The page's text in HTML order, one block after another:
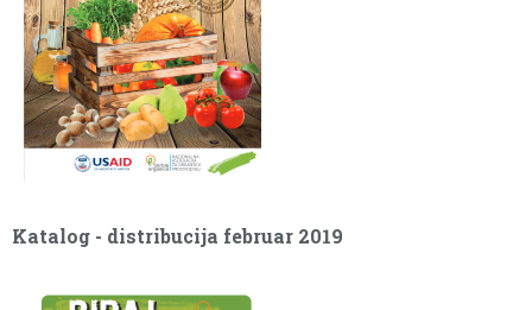
Katalog - distribucija decembar 2018